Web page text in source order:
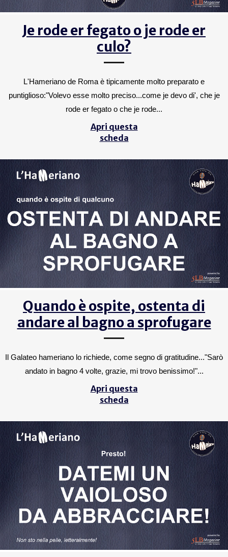
Je rode er fegato o je rode er
culo?
L'Hameriano de Roma è tipicamente molto preparato e
puntiglioso:"Volevo esse molto preciso...come je devo di', che je
rode er fegato o che je rode...
Apri questa
scheda
Quando è ospite, ostenta di
andare al bagno a sprofugare
Il Galateo hameriano lo richiede, come segno di gratitudine..."Sarò
andato in bagno 4 volte, grazie, mi trovo benissimo!"...
Apri questa
scheda